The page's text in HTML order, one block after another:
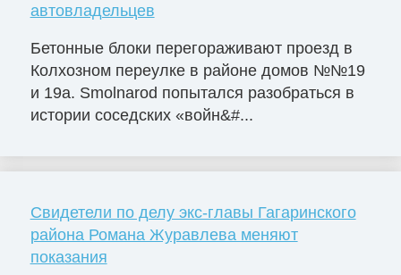
автовладельцев
Бетонные блоки перегораживают проезд в
Колхозном переулке в районе домов №№19
и 19а. Smolnarod попытался разобраться в
истории соседских «войн&#...
Свидетели по делу экс-главы Гагаринского
района Романа Журавлева меняют
показания